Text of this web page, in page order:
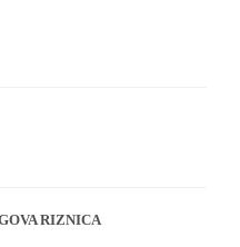
RIZNICA